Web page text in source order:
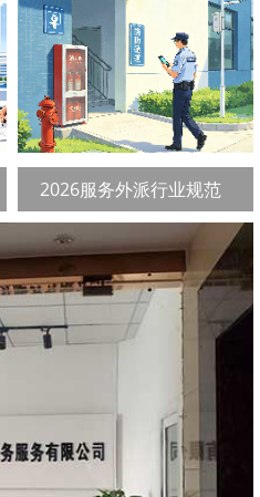
2026服务外派行业规范
化升级，专业驻场服